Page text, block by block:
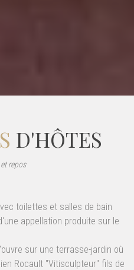
D'HÔTES
repos
toilettes et salles de bain
appellation produite sur le
sur une terrasse-jardin où
Rocault "Vitisculpteur" fils de